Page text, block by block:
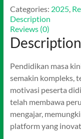
Categories: 2025,
Description
Reviews (0)
Description
Pendidikan masa
semakin kompleks,
motivasi peserta
telah membawa
mengajar,
platform yang